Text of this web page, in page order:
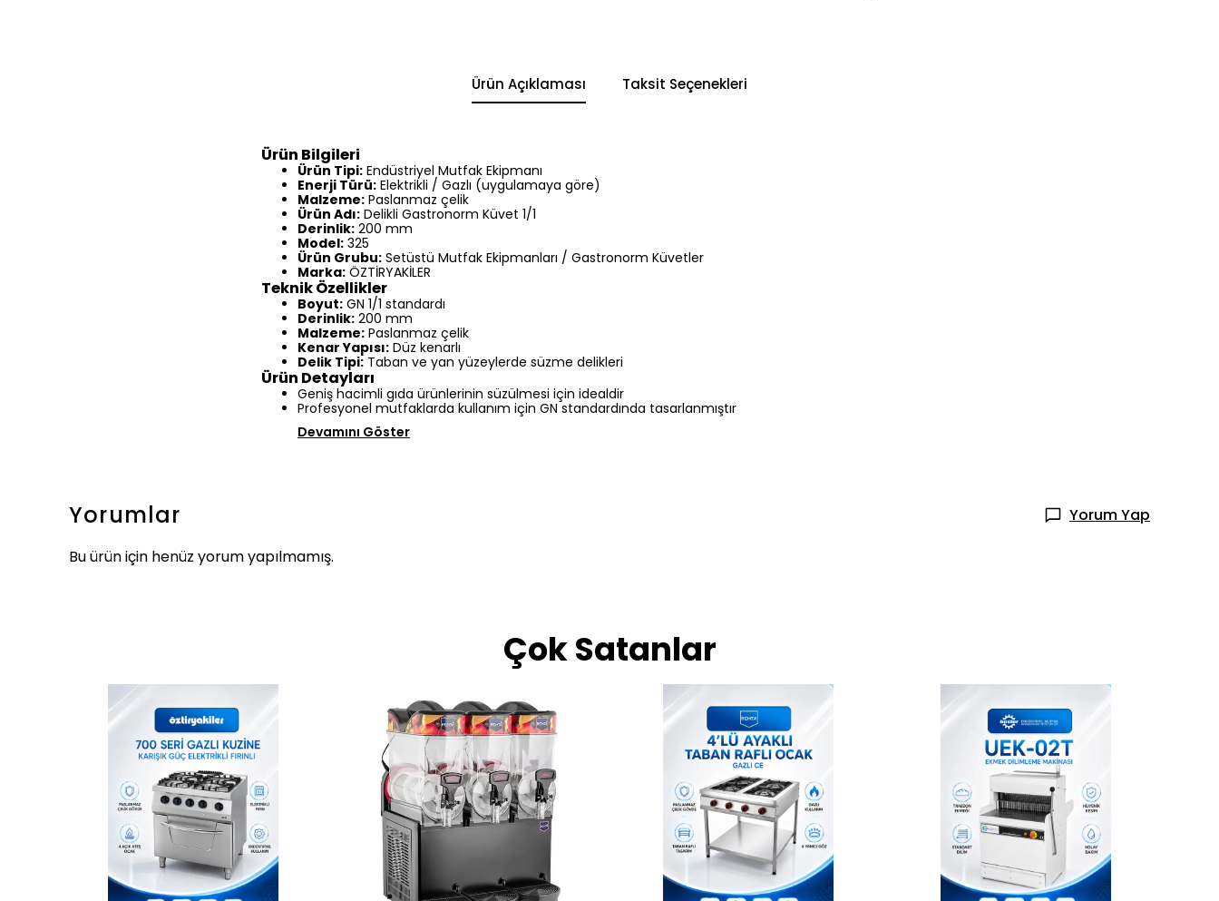
Ürün Açıklaması Taksit Seçenekleri
Ürün Bilgileri
Ürün Tipi: Endüstriyel Mutfak Ekipmanı
Enerji Türü: Elektrikli / Gazlı (uygulamaya göre)
Malzeme: Paslanmaz çelik
Ürün Adı: Delikli Gastronorm Küvet 1/1
Derinlik: 200 mm
Model: 325
Ürün Grubu: Setüstü Mutfak Ekipmanları / Gastronorm Küvetler
Marka: ÖZTİRYAKİLER
Teknik Özellikler
Boyut: GN 1/1 standardı
Derinlik: 200 mm
Malzeme: Paslanmaz çelik
Kenar Yapısı: Düz kenarlı
Delik Tipi: Taban ve yan yüzeylerde süzme delikleri
Ürün Detayları
Geniş hacimli gıda ürünlerinin süzülmesi için idealdir
Profesyonel mutfaklarda kullanım için GN standardında tasarlanmıştır
Devamını Göster
Yorumlar
Yorum Yap
Bu ürün için henüz yorum yapılmamış.
Çok Satanlar